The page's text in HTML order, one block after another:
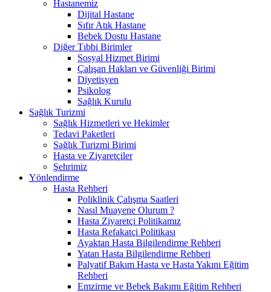
Hastanemiz
Dijital Hastane
Sıfır Atık Hastane
Bebek Dostu Hastane
Diğer Tıbbi Birimler
Sosyal Hizmet Birimi
Çalışan Hakları ve Güvenliği Birimi
Diyetisyen
Psikolog
Sağlık Kurulu
Sağlık Turizmi
Sağlık Hizmetleri ve Hekimler
Tedavi Paketleri
Sağlık Turizmi Birimi
Hasta ve Ziyaretçiler
Şehrimiz
Yönlendirme
Hasta Rehberi
Poliklinik Çalışma Saatleri
Nasıl Muayene Olurum ?
Hasta Ziyaretçi Politikamız
Hasta Refakatçi Politikası
Ayaktan Hasta Bilgilendirme Rehberi
Yatan Hasta Bilgilendirme Rehberi
Palyatif Bakım Hasta ve Hasta Yakını Eğitim
Rehberi
Emzirme ve Bebek Bakımı Eğitim Rehberi